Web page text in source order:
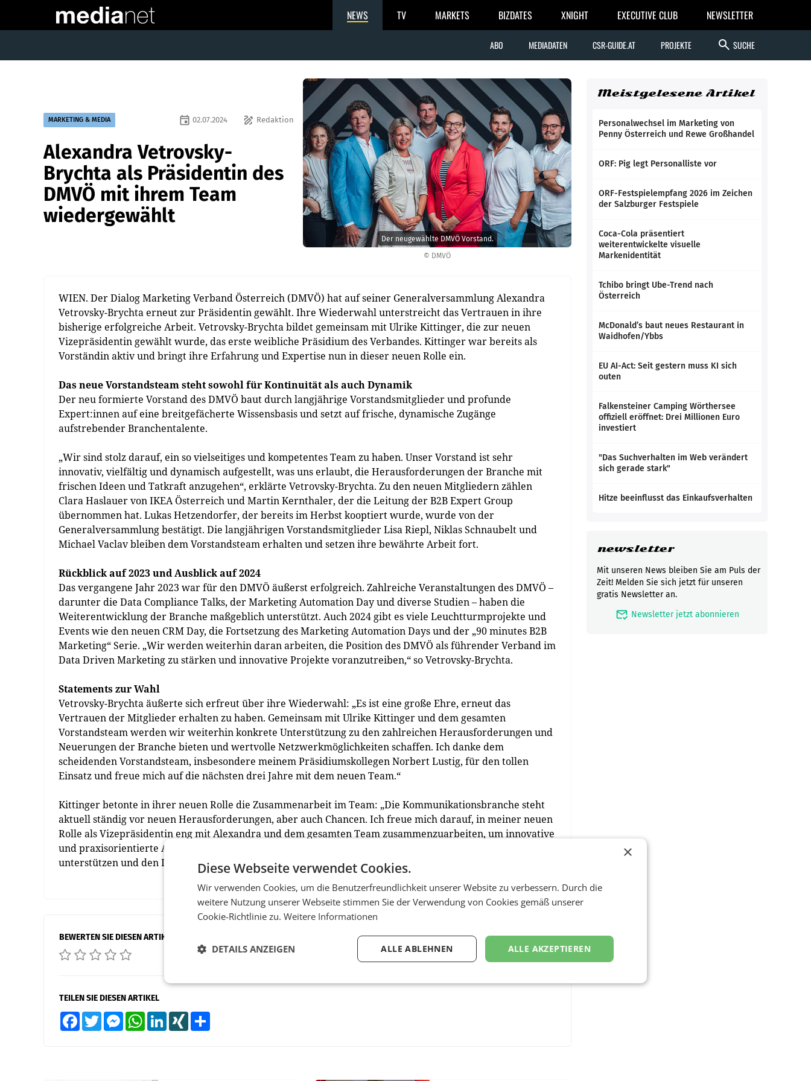
NEWS TV MARKETS BIZDATES XNIGHT EXECUTIVE CLUB NEWSLETTER
ABO MEDIADATEN CSR-GUIDE.AT PROJEKTE search SUCHE
© DMVÖ
Der neugewählte DMVÖ Vorstand.
MARKETING & MEDIA draw Redaktion
event 02.07.2024
Alexandra Vetrovsky-
Brychta als Präsidentin des
DMVÖ mit ihrem Team
wiedergewählt
WIEN. Der Dialog Marketing Verband Österreich (DMVÖ) hat auf seiner Generalversammlung Alexandra
Vetrovsky-Brychta erneut zur Präsidentin gewählt. Ihre Wiederwahl unterstreicht das Vertrauen in ihre
bisherige erfolgreiche Arbeit. Vetrovsky-Brychta bildet gemeinsam mit Ulrike Kittinger, die zur neuen
Vizepräsidentin gewählt wurde, das erste weibliche Präsidium des Verbandes. Kittinger war bereits als
Vorständin aktiv und bringt ihre Erfahrung und Expertise nun in dieser neuen Rolle ein.
Das neue Vorstandsteam steht sowohl für Kontinuität als auch Dynamik
Der neu formierte Vorstand des DMVÖ baut durch langjährige Vorstandsmitglieder und profunde
Expert:innen auf eine breitgefächerte Wissensbasis und setzt auf frische, dynamische Zugänge
aufstrebender Branchentalente.
„Wir sind stolz darauf, ein so vielseitiges und kompetentes Team zu haben. Unser Vorstand ist sehr
innovativ, vielfältig und dynamisch aufgestellt, was uns erlaubt, die Herausforderungen der Branche mit
frischen Ideen und Tatkraft anzugehen“, erklärte Vetrovsky-Brychta. Zu den neuen Mitgliedern zählen
Clara Haslauer von IKEA Österreich und Martin Kernthaler, der die Leitung der B2B Expert Group
übernommen hat. Lukas Hetzendorfer, der bereits im Herbst kooptiert wurde, wurde von der
Generalversammlung bestätigt. Die langjährigen Vorstandsmitglieder Lisa Riepl, Niklas Schnaubelt und
Michael Vaclav bleiben dem Vorstandsteam erhalten und setzen ihre bewährte Arbeit fort.
Rückblick auf 2023 und Ausblick auf 2024
Das vergangene Jahr 2023 war für den DMVÖ äußerst erfolgreich. Zahlreiche Veranstaltungen des DMVÖ –
darunter die Data Compliance Talks, der Marketing Automation Day und diverse Studien – haben die
Weiterentwicklung der Branche maßgeblich unterstützt. Auch 2024 gibt es viele Leuchtturmprojekte und
Events wie den neuen CRM Day, die Fortsetzung des Marketing Automation Days und der „90 minutes B2B
Marketing“ Serie. „Wir werden weiterhin daran arbeiten, die Position des DMVÖ als führender Verband im
Data Driven Marketing zu stärken und innovative Projekte voranzutreiben,“ so Vetrovsky-Brychta.
Statements zur Wahl
Vetrovsky-Brychta äußerte sich erfreut über ihre Wiederwahl: „Es ist eine große Ehre, erneut das
Vertrauen der Mitglieder erhalten zu haben. Gemeinsam mit Ulrike Kittinger und dem gesamten
Vorstandsteam werden wir weiterhin konkrete Unterstützung zu den zahlreichen Herausforderungen und
Neuerungen der Branche bieten und wertvolle Netzwerkmöglichkeiten schaffen. Ich danke dem
scheidenden Vorstandsteam, insbesondere meinem Präsidiumskollegen Norbert Lustig, für den tollen
Einsatz und freue mich auf die nächsten drei Jahre mit dem neuen Team.“
Kittinger betonte in ihrer neuen Rolle die Zusammenarbeit im Team: „Die Kommunikationsbranche steht
aktuell ständig vor neuen Herausforderungen, aber auch Chancen. Ich freue mich darauf, in meiner neuen
Rolle als Vizepräsidentin eng mit Alexandra und dem gesamten Team zusammenzuarbeiten, um innovative
und praxisorientierte Ansätze zu entwickeln. Unsere Zielsetzung ist es, die Mitglieder bestmöglich zu
unterstützen und den DMVÖ als Plattform für Wissenstransfer und Networking weiter zu stärken.“
BEWERTEN SIE DIESEN ARTIKEL
TEILEN SIE DIESEN ARTIKEL
FacebookTwitter MessengerWhatsAppLinkedInXING
Meistgelesene Artikel
Personalwechsel im Marketing von
Penny Österreich und Rewe Großhandel
ORF: Pig legt Personalliste vor
ORF-Festspielempfang 2026 im Zeichen
der Salzburger Festspiele
Coca-Cola präsentiert
weiterentwickelte visuelle
Markenidentität
Tchibo bringt Ube-Trend nach
Österreich
McDonald’s baut neues Restaurant in
Waidhofen/Ybbs
EU AI-Act: Seit gestern muss KI sich
outen
Falkensteiner Camping Wörthersee
offiziell eröffnet: Drei Millionen Euro
investiert
"Das Suchverhalten im Web verändert
sich gerade stark"
Hitze beeinflusst das Einkaufsverhalten
newsletter
Mit unseren News bleiben Sie am Puls der
Zeit! Melden Sie sich jetzt für unseren
gratis Newsletter an.
mark_email_read Newsletter jetzt abonnieren
×
Diese Webseite verwendet Cookies.
Wir verwenden Cookies, um die Benutzerfreundlichkeit unserer Website zu verbessern. Durch die
weitere Nutzung unserer Webseite stimmen Sie der Verwendung von Cookies gemäß unserer
Cookie-Richtlinie zu. Weitere Informationen
ALLE AKZEPTIEREN
ALLE ABLEHNEN
DETAILS ANZEIGEN